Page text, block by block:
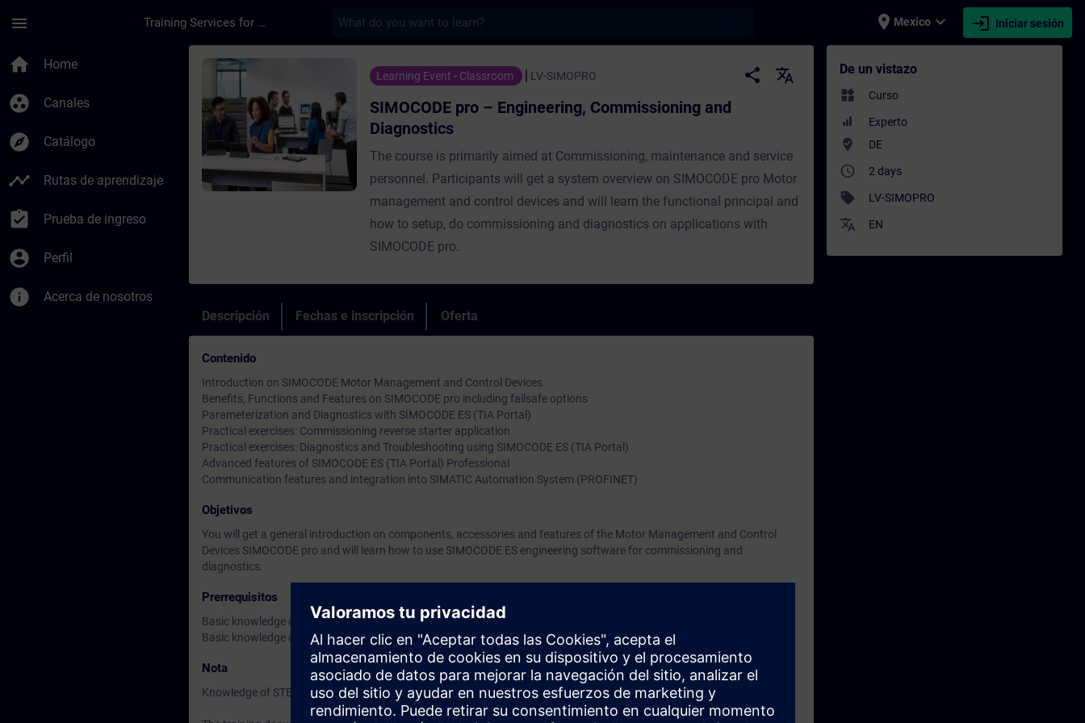
menu Training Services for Digital Industries place Mexico expand_more login Iniciar sesión
home Home
group_work Canales
explore Catálogo
timeline Rutas de aprendizaje
assignment_turned_in Prueba de ingreso
account_circle Perfil
info Acerca de nosotros
Curso - SIMOCODE pro – Engineering, Commissioning and Diagnostics - Entrenamiento - Capacitación
Learning Event - Classroom LV-SIMOPRO share
translate
SIMOCODE pro – Engineering, Commissioning and
Diagnostics
The course is primarily aimed at Commissioning, maintenance and service
personnel. Participants will get a system overview on SIMOCODE pro Motor
management and control devices and will learn the functional principal and
how to setup, do commissioning and diagnostics on applications with
SIMOCODE pro.
Descripción Fechas e inscripción Oferta
Contenido
Introduction on SIMOCODE Motor Management and Control Devices
Benefits, Functions and Features on SIMOCODE pro including failsafe options
Parameterization and Diagnostics with SIMOCODE ES (TIA Portal)
Practical exercises: Commissioning reverse starter application
Practical exercises: Diagnostics and Troubleshooting using SIMOCODE ES (TIA Portal)
Advanced features of SIMOCODE ES (TIA Portal) Professional
Communication features and integration into SIMATIC Automation System (PROFINET)
Objetivos
You will get a general introduction on components, accessories and features of the Motor Management and Control
Devices SIMOCODE pro and will learn how to use SIMOCODE ES engineering software for commissioning and
diagnostics.
Prerrequisitos
Basic knowledge of switchgear and control gear.
Basic knowledge of automation systems desirable.
Nota
Knowledge of STEP 7 (TIA Portal) software advantageous but is not essential.
De un vistazo
widgets Curso
Experto
where_to_vote DE
access_time 2 days
sell LV-SIMOPRO
translate EN